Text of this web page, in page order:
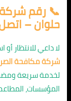
📞 رقم
حلوان – اتصل الآن
لا داعي للانتظار
شركة مكافحة
لخدمة سريعة
المؤسسات،